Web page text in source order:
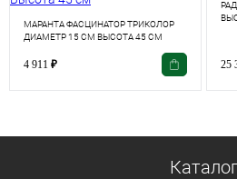
МАРАНТА ФАСЦИНАТОР ТРИКОЛОР
ДИАМЕТР 15 СМ ВЫСОТА 45 СМ
4 911 ₽ 25
Каталог